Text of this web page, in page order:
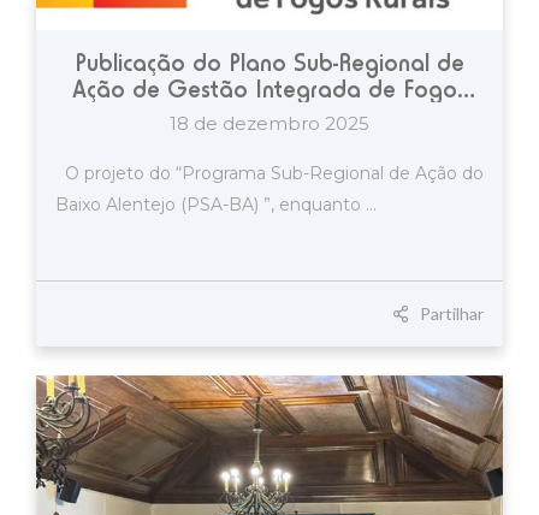
Publicação do Plano Sub-Regional de
Ação de Gestão Integrada de Fogos
Rurais do Baixo Alentejo
18 de dezembro 2025
O projeto do “Programa Sub-Regional de Ação do
Baixo Alentejo (PSA-BA) ”, enquanto ...
Partilhar